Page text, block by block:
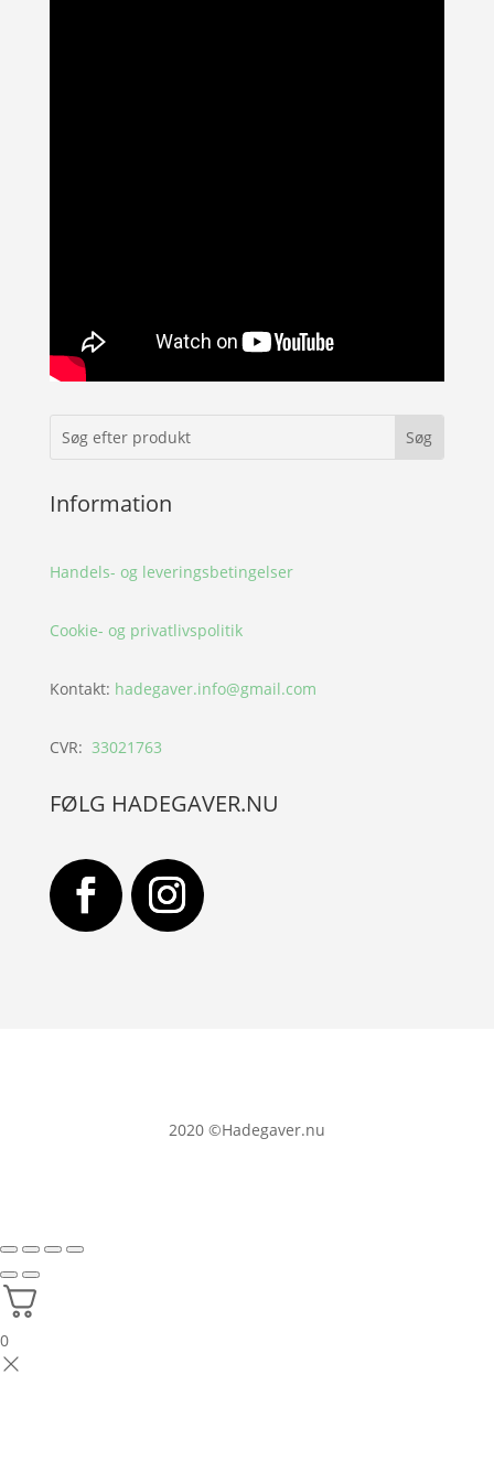
Information
Handels- og leveringsbetingelser
Cookie- og privatlivspolitik
Kontakt: hadegaver.info@gmail.com
CVR: 33021763
FØLG HADEGAVER.NU
2020 ©Hadegaver.nu
0